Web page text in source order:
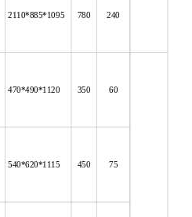
2110*885*1095 780 240
470*490*1120 350 60
540*620*1115 450 75